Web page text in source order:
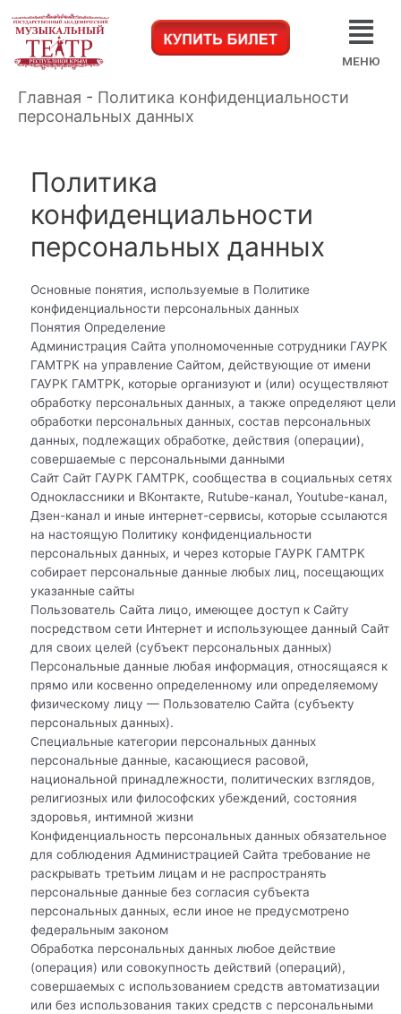
МЕНЮ
Главная - Политика конфиденциальности
персональных данных
Политика
конфиденциальности
персональных данных
Основные понятия, используемые в Политике
конфиденциальности персональных данных
Понятия Определение
Администрация Сайта уполномоченные сотрудники ГАУРК
ГАМТРК на управление Сайтом, действующие от имени
ГАУРК ГАМТРК, которые организуют и (или) осуществляют
обработку персональных данных, а также определяют цели
обработки персональных данных, состав персональных
данных, подлежащих обработке, действия (операции),
совершаемые с персональными данными
Сайт Сайт ГАУРК ГАМТРК, сообщества в социальных сетях
Одноклассники и ВКонтакте, Rutube-канал, Youtube-канал,
Дзен-канал и иные интернет-сервисы, которые ссылаются
на настоящую Политику конфиденциальности
персональных данных, и через которые ГАУРК ГАМТРК
собирает персональные данные любых лиц, посещающих
указанные сайты
Пользователь Сайта лицо, имеющее доступ к Сайту
посредством сети Интернет и использующее данный Сайт
для своих целей (субъект персональных данных)
Персональные данные любая информация, относящаяся к
прямо или косвенно определенному или определяемому
физическому лицу — Пользователю Сайта (субъекту
персональных данных).
Специальные категории персональных данных
персональные данные, касающиеся расовой,
национальной принадлежности, политических взглядов,
религиозных или философских убеждений, состояния
здоровья, интимной жизни
Конфиденциальность персональных данных обязательное
для соблюдения Администрацией Сайта требование не
раскрывать третьим лицам и не распространять
персональные данные без согласия субъекта
персональных данных, если иное не предусмотрено
федеральным законом
Обработка персональных данных любое действие
(операция) или совокупность действий (операций),
совершаемых с использованием средств автоматизации
или без использования таких средств с персональными